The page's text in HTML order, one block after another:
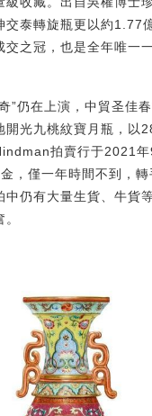
交泰轉旋瓶更以約1.77
交之冠，也是全年唯一
”仍在上演，中貿圣佳
開光九桃紋寶月瓶，以
拍賣行于2021
，僅一年時間不到，
中仍有大量生貨、牛貨